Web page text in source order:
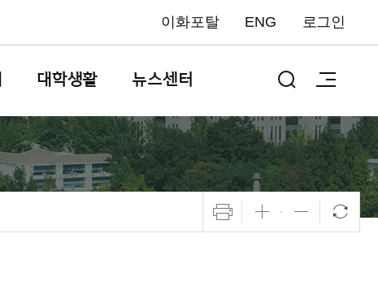
이화포탈 ENG 로그인
대학생활 뉴스센터